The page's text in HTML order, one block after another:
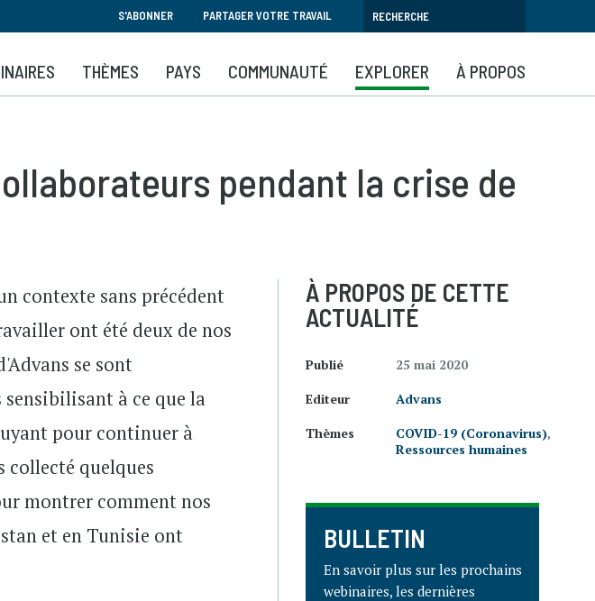
S'ABONNER PARTAGER VOTRE TRAVAIL
THÈMES PAYS COMMUNAUTÉ EXPLORER À PROPOS
pendant la crise de
contexte sans précédent
ont été deux de nos
se sont
sensibilisant à ce que la
pour continuer à
collecté quelques
montrer comment nos
et en Tunisie ont
À PROPOS DE CETTE
ACTUALITÉ
Publié
25 mai 2020
Editeur
Advans
Thèmes
COVID-19 (Coronavirus),
Ressources humaines
BULLETIN
En savoir plus sur les prochains
webinaires, les dernières